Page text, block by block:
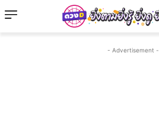
- Advertisement -